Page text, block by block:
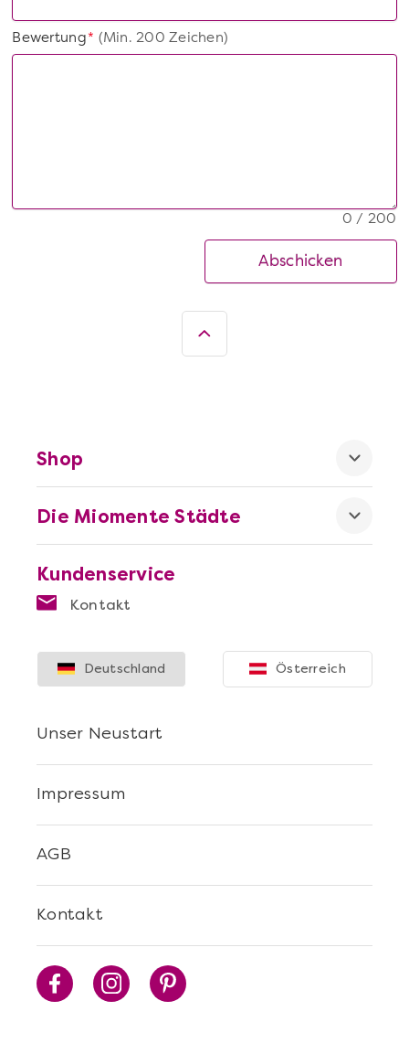
*
Bewertung(Min. 200 Zeichen)
0 / 200
Abschicken
Kundenservice
Kontakt
Die Miomente Städte
Shop
Kontakt
AGB
Impressum
Unser Neustart
Deutschland Österreich